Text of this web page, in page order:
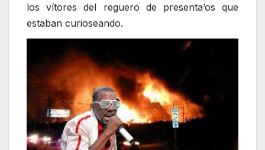
los vítores del reguero de presenta’os que
estaban curioseando.